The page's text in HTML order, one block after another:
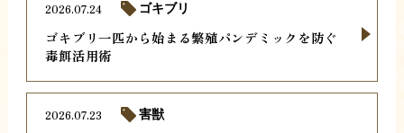
ゴキブリ一匹から始まる繁殖パンデミックを防ぐ
毒餌活用術
2026.07.24 ゴキブリ
2026.07.23 害獣